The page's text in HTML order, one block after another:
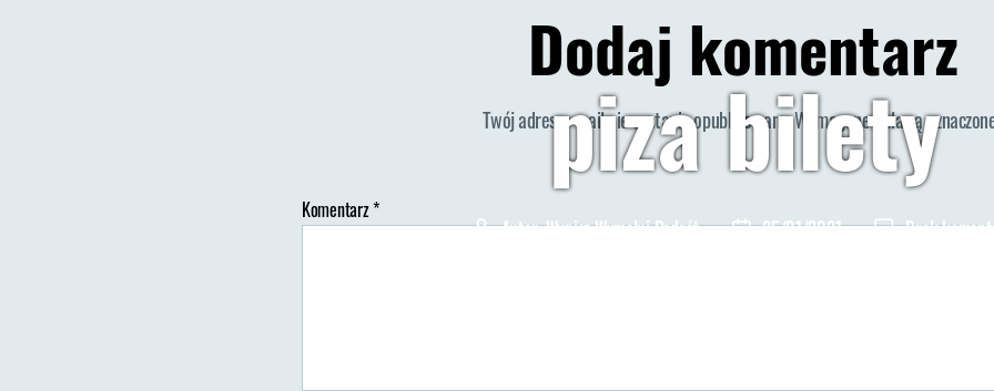
piza bilety
AutorAutor:Wypisz Wymaluj Podróż
Data25/01/2021 Brak
Dodaj komentarz
Twój adres e-mail nie zostanie opublikowany.Wymagane pola są
Komentarz*